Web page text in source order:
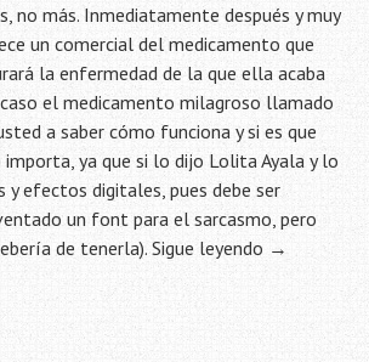
no más. Inmediatamente después y muy
un comercial del medicamento que
la enfermedad de la que ella acaba
el medicamento milagroso llamado
a saber cómo funciona y si es que
ya que si lo dijo Lolita Ayala y lo
y efectos digitales, pues debe ser
un font para el sarcasmo, pero
de tenerla).Sigue leyendo →